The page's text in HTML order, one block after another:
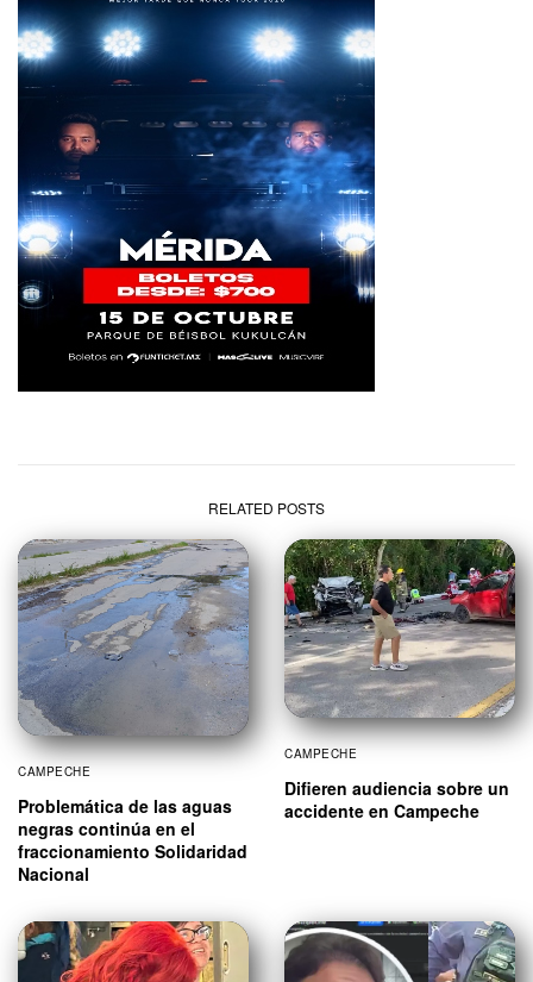
RELATED POSTS
CAMPECHE
Problemática de las aguas
negras continúa en el
fraccionamiento Solidaridad
Nacional
CAMPECHE
Difieren audiencia sobre un
accidente en Campeche